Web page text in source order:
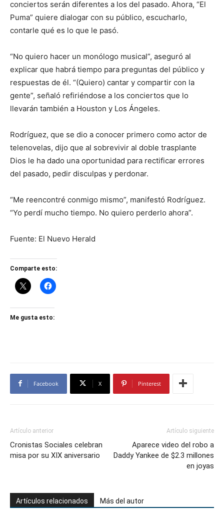
conciertos serán diferentes a los del pasado. Ahora, “El
Puma” quiere dialogar con su público, escucharlo,
contarle qué es lo que le pasó.
“No quiero hacer un monólogo musical”, aseguró al
explicar que habrá tiempo para preguntas del público y
respuestas de él. “(Quiero) cantar y compartir con la
gente”, señaló refiriéndose a los conciertos que lo
llevarán también a Houston y Los Ángeles.
Rodríguez, que se dio a conocer primero como actor de
telenovelas, dijo que al sobrevivir al doble trasplante
Dios le ha dado una oportunidad para rectificar errores
del pasado, pedir disculpas y perdonar.
“Me reencontré conmigo mismo”, manifestó Rodríguez.
“Yo perdí mucho tiempo. No quiero perderlo ahora”.
Fuente: El Nuevo Herald
Comparte esto:
Me gusta esto:
Facebook X Pinterest
Artículo anterior
Cronistas Sociales celebran
misa por su XIX aniversario
Artículo siguiente
Aparece video del robo a
Daddy Yankee de $2.3 millones
en joyas
Artículos relacionados Más del autor